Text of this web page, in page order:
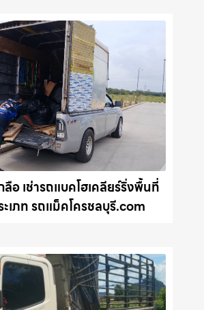
ลือ เช่ารถแบคโฮเคลียร์ริ่งพื้นที่
เภท รถแม็คโครชลบุรี.com